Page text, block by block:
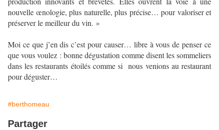
nouvelle œnologie, plus naturelle, plus précise… pour valoriser et
préserver le meilleur du vin. »
Moi ce que j’en dis c’est pour causer… libre à vous de penser ce
que vous voulez : bonne dégustation comme disent les sommeliers
dans les restaurants étoilés comme si nous venions au restaurant
pour déguster…
#berthomeau
Partager